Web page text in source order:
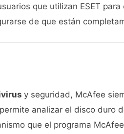
que utilizan ESET
de que están
y seguridad, McAfee
analizar el disco duro
que el programa